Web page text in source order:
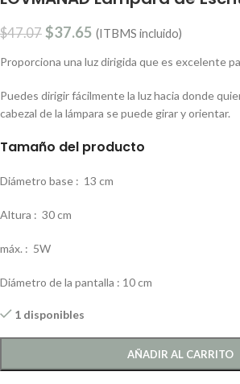
$47.07 $37.65 (ITBMS incluido)
Proporciona una luz dirigida que es excelente
Puedes dirigir fácilmente la luz hacia donde
cabezal de la lámpara se puede girar y orientar.
Tamaño del producto
Diámetro base : 13 cm
Altura : 30 cm
máx. : 5W
Diámetro de la pantalla : 10 cm
1 disponibles
AÑADIR AL CARRITO